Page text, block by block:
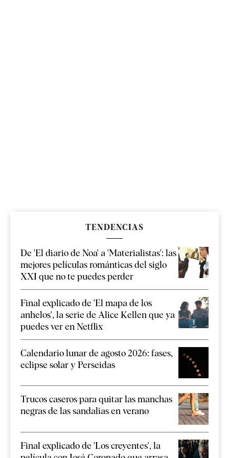
TENDENCIAS
De 'El diario de Noa' a 'Materialistas': las
mejores películas románticas del siglo
XXI que no te puedes perder
Final explicado de 'El mapa de los
anhelos', la serie de Alice Kellen que ya
puedes ver en Netflix
Calendario lunar de agosto 2026: fases,
eclipse solar y Perseidas
Trucos caseros para quitar las manchas
negras de las sandalias en verano
Final explicado de 'Los creyentes', la